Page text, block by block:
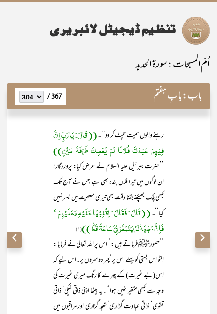
اُمّ المسبحات: سورۃ الحدید
باب:بابِ ہفتم 367 /
رہنے والوں سمیت تلپٹ کر دو‘‘۔((قَالَ: یَا رَبِّ اِنَّ
فِیْھِمْ عَبْدَکَ فُلَانًا لَمْ یَعْصِکَ طَرَفَۃَ عَیْنٍ))
’’حضرت جبرئیل علیہ السلام نے عرض کیا: پروردگار!
ان لوگوں میں تیرا فلاں بندہ بھی ہے جس نے آج تک
کبھی پلک جھپکنے جتنا وقت بھی تیری معصیت میں بسر نہیں
کیا‘‘۔((قَالَ: فَقَالَ: اِقْلِبْھَا عَلَیْہِ وَعَلَیْھِمْ ‘
فَاِنَّ وَجْھَہٗ لَمْ یَتَمَعَّرْ فِیَّ سَاعَۃً قَطُّ))(۱)
’’حضورﷺ فرماتے ہیں :’’اس پر اللہ تعالیٰ نے فرمایا :
الٹو اس بستی کو پہلے اس پر‘پھر دوسروں پر۔ اس لیے کہ
اس (بے غیرت) کے چہرے کا رنگ میری غیرت کی
وجہ سے کبھی متغیر نہیں ہوا‘‘۔یہ بیٹھا اپنی ذاتی نیکی‘ ذاتی
تقویٰ‘ ذاتی عبادت گزاری‘ تہجد گزاری اور مراقبوں میں